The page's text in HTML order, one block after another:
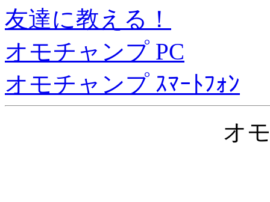
友達に教える！
オモチャンプ PC
オモチャンプ ｽﾏｰﾄﾌｫﾝ
オ